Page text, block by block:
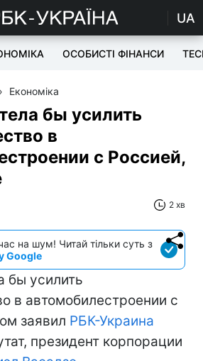
UA
ОСОБИСТІ ФІНАНСИ
Економіка
бы усилить
в
с Россией,
2 хв
на шум! Читай тільки суть з
Google
бы усилить
в автомобилестроении с
заявил РБК-Украина
президент корпорации